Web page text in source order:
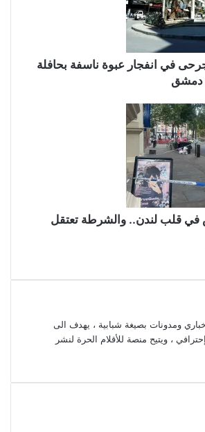
في انفجار عبوة ناسفة بحافلة
دمشق
في قلب لندن.. والشرطة تعتقل
ومدونات بصيغة شبابية ، يهدف الى
، ويتيح منصة للأقلام الحرة لنشر